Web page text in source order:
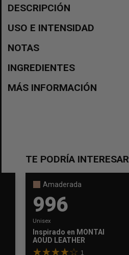
DESCRIPCIÓN
USO E INTENSIDAD
NOTAS
INGREDIENTES
MÁS INFORMACIÓN
TE PODRÍA INTERESAR
Amaderada
996
Unisex
Inspirado en MONTALE
AOUD LEATHER
1